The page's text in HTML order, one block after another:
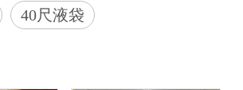
40尺液袋